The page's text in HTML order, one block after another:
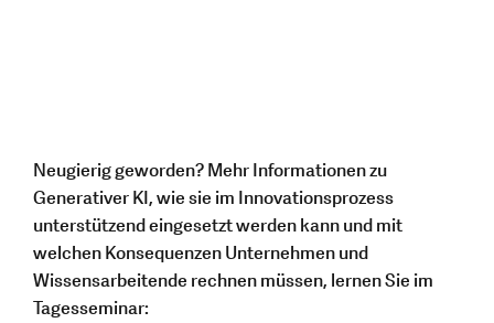
Neugierig geworden? Mehr Informationen zu
Generativer KI, wie sie im Innovationsprozess
unterstützend eingesetzt werden kann und mit
welchen Konsequenzen Unternehmen und
Wissensarbeitende rechnen müssen, lernen Sie im
Tagesseminar: